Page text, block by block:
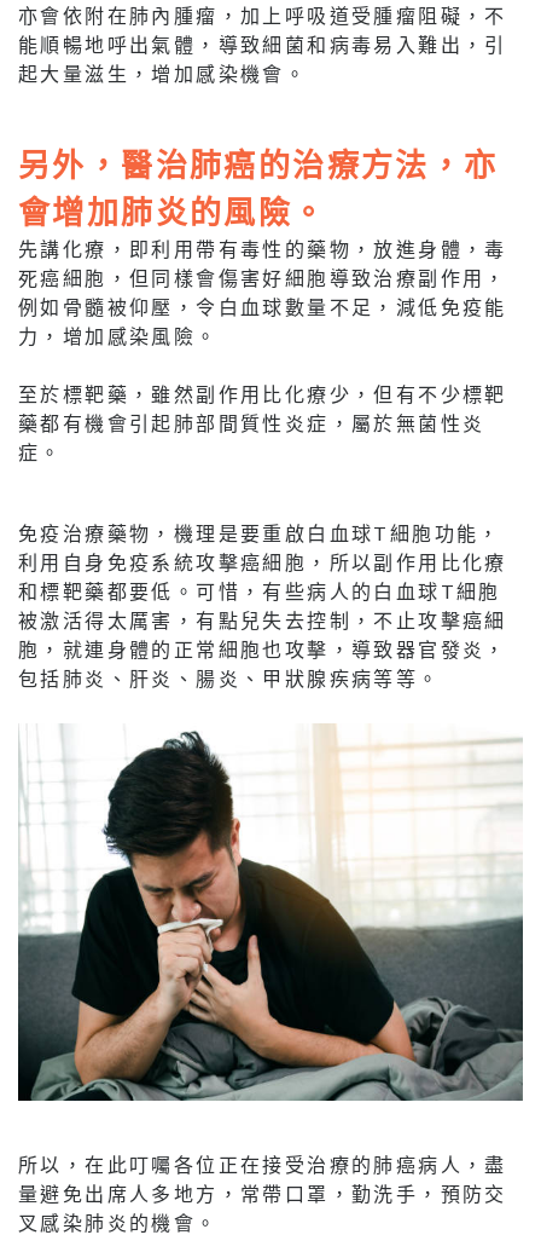
亦會依附在肺內腫瘤，加上呼吸道受腫瘤阻礙，不
能順暢地呼出氣體，導致細菌和病毒易入難出，引
起大量滋生，增加感染機會。
另外，醫治肺癌的治療方法，亦
會增加肺炎的風險。
先講化療，即利用帶有毒性的藥物，放進身體，毒
死癌細胞，但同樣會傷害好細胞導致治療副作用，
例如骨髓被仰壓，令白血球數量不足，減低免疫能
力，增加感染風險。
至於標靶藥，雖然副作用比化療少，但有不少標靶
藥都有機會引起肺部間質性炎症，屬於無菌性炎
症。
免疫治療藥物，機理是要重啟白血球T細胞功能，
利用自身免疫系統攻擊癌細胞，所以副作用比化療
和標靶藥都要低。可惜，有些病人的白血球T細胞
被激活得太厲害，有點兒失去控制，不止攻擊癌細
胞，就連身體的正常細胞也攻擊，導致器官發炎，
包括肺炎、肝炎、腸炎、甲狀腺疾病等等。
所以，在此叮囑各位正在接受治療的肺癌病人，盡
量避免出席人多地方，常帶口罩，勤洗手，預防交
叉感染肺炎的機會。